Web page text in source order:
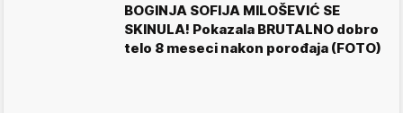
BOGINJA SOFIJA MILOŠEVIĆ SE
SKINULA! Pokazala BRUTALNO dobro
telo 8 meseci nakon porođaja (FOTO)